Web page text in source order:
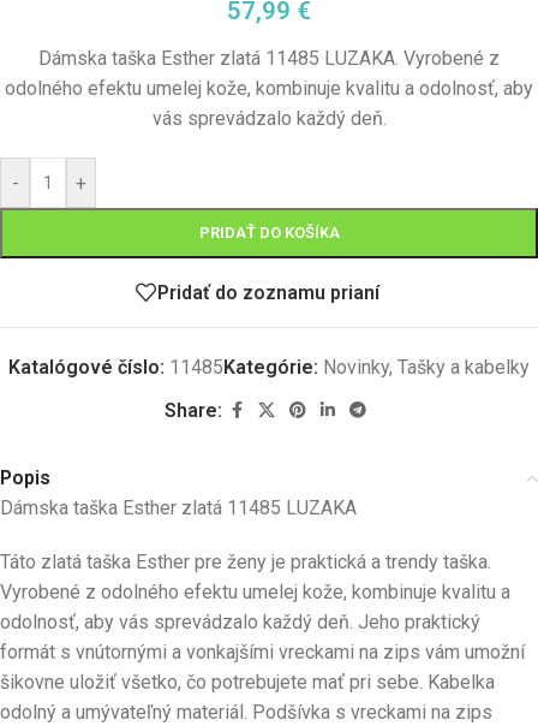
57,99 €
Dámska taška Esther zlatá 11485 LUZAKA. Vyrobené z
odolného efektu umelej kože, kombinuje kvalitu a odolnosť, aby
vás sprevádzalo každý deň.
- +
PRIDAŤ DO KOŠÍKA
Pridať do zoznamu prianí
Katalógové číslo: 11485 Kategórie: Novinky, Tašky a kabelky
Share:
Popis
Dámska taška Esther zlatá 11485 LUZAKA
Táto zlatá taška Esther pre ženy je praktická a trendy taška.
Vyrobené z odolného efektu umelej kože, kombinuje kvalitu a
odolnosť, aby vás sprevádzalo každý deň. Jeho praktický
formát s vnútornými a vonkajšími vreckami na zips vám umožní
šikovne uložiť všetko, čo potrebujete mať pri sebe. Kabelka
odolný a umývateľný materiál. Podšívka s vreckami na zips